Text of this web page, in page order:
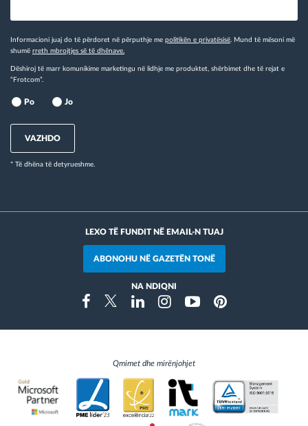
Informacioni juaj do të përdoret në përputhje me politikën e privatësisë . Mund të mësoni më
shumë rreth mbrojtjes së të dhënave.
Dëshiroj të marr komunikime marketingu në lidhje me produktet, shërbimet dhe të rejat e
“Frotcom”.
Po Jo
VAZHDO
* Të dhëna të detyrueshme.
LEXO TË FUNDIT NË EMAIL-N TUAJ
ABONOHU NË GAZETËN TONË
NA NDIQNI
FacebookTwitterLinkedinInstragramYoutubePinterest
Qmimet dhe mirënjohjet